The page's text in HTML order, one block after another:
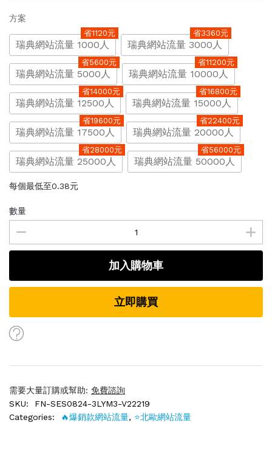
方案
瑞典網站流量 1000人
省1120元
瑞典網站流量 3000人
省3360元
瑞典網站流量 5000人
省5600元
瑞典網站流量 10000人
省11200元
瑞典網站流量 12500人
省14000元
瑞典網站流量 15000人
省16800元
瑞典網站流量 17500人
省19600元
瑞典網站流量 20000人
省22400元
瑞典網站流量 25000人
省28000元
瑞典網站流量 50000人
省56000元
每個最低至0.38元
數量
加入購物車
立即購買
需要大量訂購或幫助: 免費諮詢
SKU:
FN-SES0824-3LYM3-V22219
Categories:
🔥爆銷款網站流量, ⭐️北歐網站流量